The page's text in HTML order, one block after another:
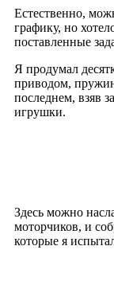
Естественно,
графику, но
поставленные
Я продумал
приводом,
последнем, взяв
игрушки.
Здесь можно
моторчиков, и
которые я